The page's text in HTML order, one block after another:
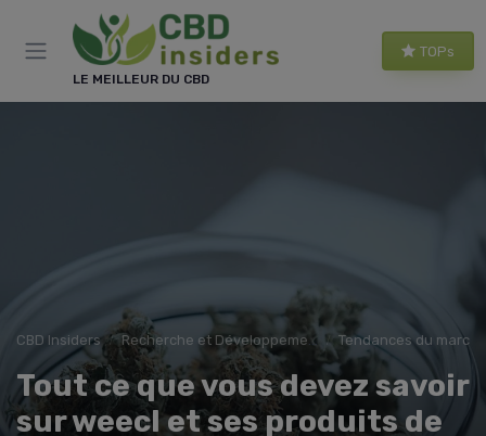
LE MEILLEUR DU CBD
TOPs
CBD Insiders Recherche et Développement en CBD Tendances du marché
Tout ce que vous devez savoir
sur weecl et ses produits de
Panneau de gestion des cookies